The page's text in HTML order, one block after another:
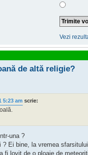
Vezi
de altă religie?
5:23 am scrie:
una ?
Ei bine, la vremea
fi lovit de o ploaie de